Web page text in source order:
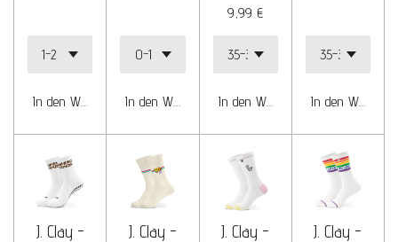
In den WarenkorbIn den Warenkorb
9,99 €
In den WarenkorbIn den
J. Clay -
J. Clay -
J. Clay -
J. Clay -